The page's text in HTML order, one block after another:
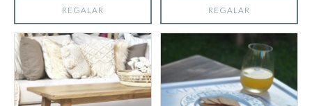
REGALAR REGALAR